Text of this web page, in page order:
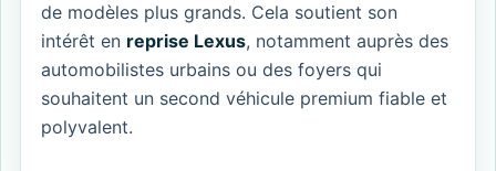
de modèles plus grands. Cela soutient son
intérêt en reprise Lexus, notamment auprès des
automobilistes urbains ou des foyers qui
souhaitent un second véhicule premium fiable et
polyvalent.